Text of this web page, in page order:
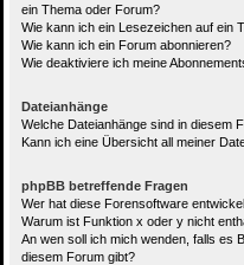
ein Thema oder Forum?
Wie kann ich ein Lesezeichen auf ein
Wie kann ich ein Forum abonnieren?
Wie deaktiviere ich meine
Dateianhänge
Welche Dateianhänge sind in diesem
Kann ich eine Übersicht all meiner
phpBB betreffende Fragen
Wer hat diese Forensoftware
Warum ist Funktion x oder y nicht
An wen soll ich mich wenden, falls es
diesem Forum gibt?